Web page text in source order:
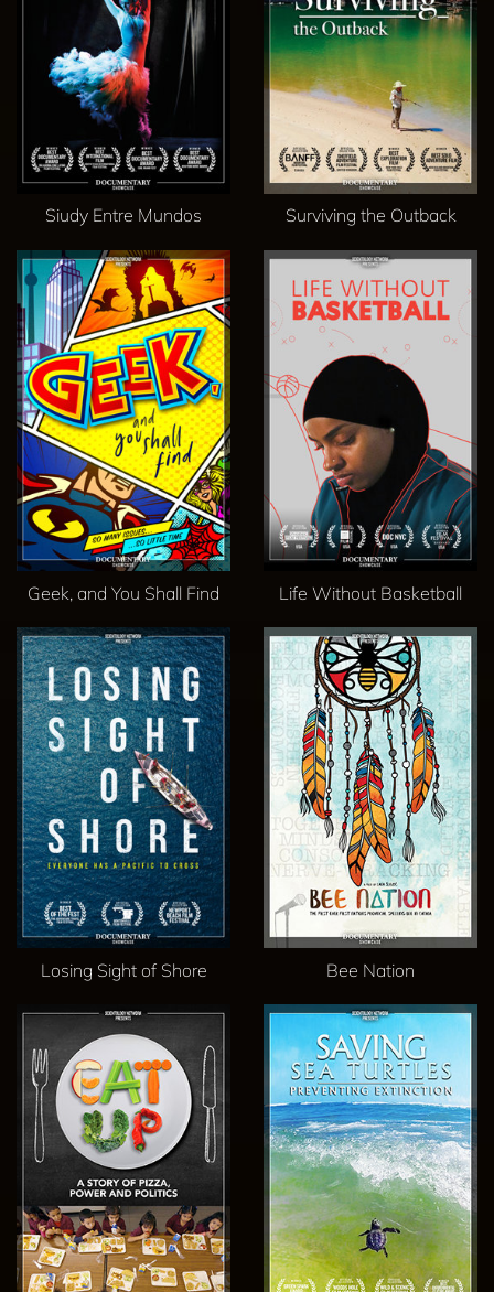
Siudy Entre Mundos Surviving the Outback
Geek, and You Shall Find Life Without Basketball
Losing Sight of Shore Bee Nation